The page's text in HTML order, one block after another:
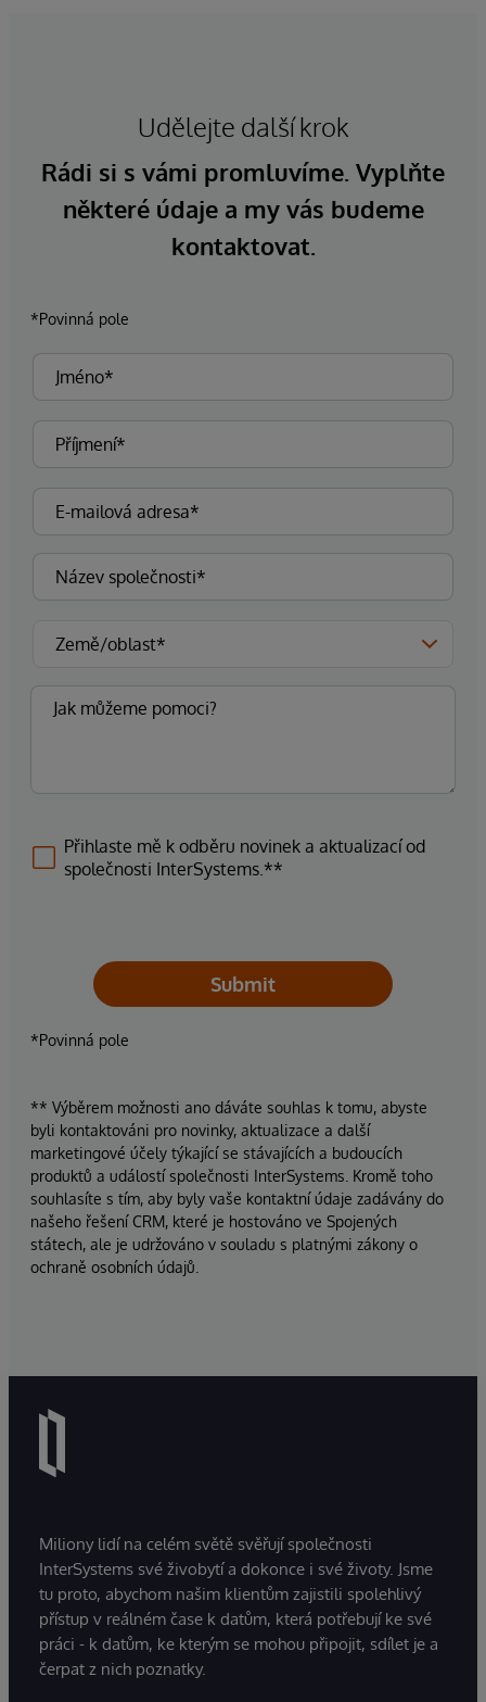
Udělejte další krok
Rádi si s vámi promluvíme. Vyplňte
některé údaje a my vás budeme
kontaktovat.
*Povinná pole
Přihlaste mě k odběru novinek a aktualizací od
společnosti InterSystems.**
Submit
*Povinná pole
** Výběrem možnosti ano dáváte souhlas k tomu, abyste
byli kontaktováni pro novinky, aktualizace a další
marketingové účely týkající se stávajících a budoucích
produktů a událostí společnosti InterSystems. Kromě toho
souhlasíte s tím, aby byly vaše kontaktní údaje zadávány do
našeho řešení CRM, které je hostováno ve Spojených
státech, ale je udržováno v souladu s platnými zákony o
ochraně osobních údajů.
Miliony lidí na celém světě svěřují společnosti
InterSystems své živobytí a dokonce i své životy. Jsme
tu proto, abychom našim klientům zajistili spolehlivý
přístup v reálném čase k datům, která potřebují ke své
práci - k datům, ke kterým se mohou připojit, sdílet je a
čerpat z nich poznatky.